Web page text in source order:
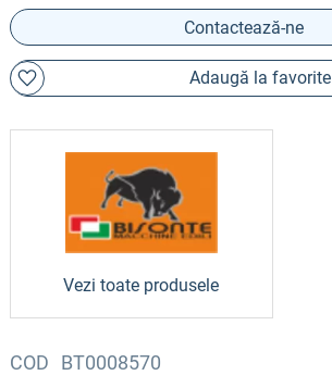
COD BT0008570
Contactează-ne
Adaugă la favorite
Vezi toate produsele